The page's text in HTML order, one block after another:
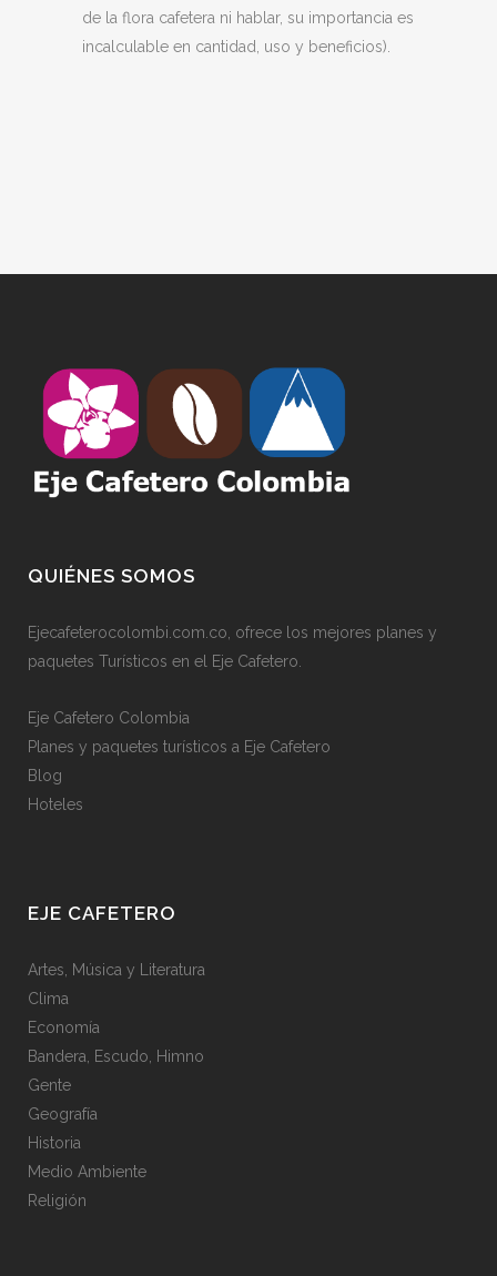
de la flora cafetera ni hablar, su importancia es
incalculable en cantidad, uso y beneficios).
QUIÉNES SOMOS
Ejecafeterocolombi.com.co, ofrece los mejores planes y
paquetes Turísticos en el Eje Cafetero.
Eje Cafetero Colombia
Planes y paquetes turísticos a Eje Cafetero
Blog
Hoteles
EJE CAFETERO
Artes, Música y Literatura
Clima
Economía
Bandera, Escudo, Himno
Gente
Geografía
Historia
Medio Ambiente
Religión